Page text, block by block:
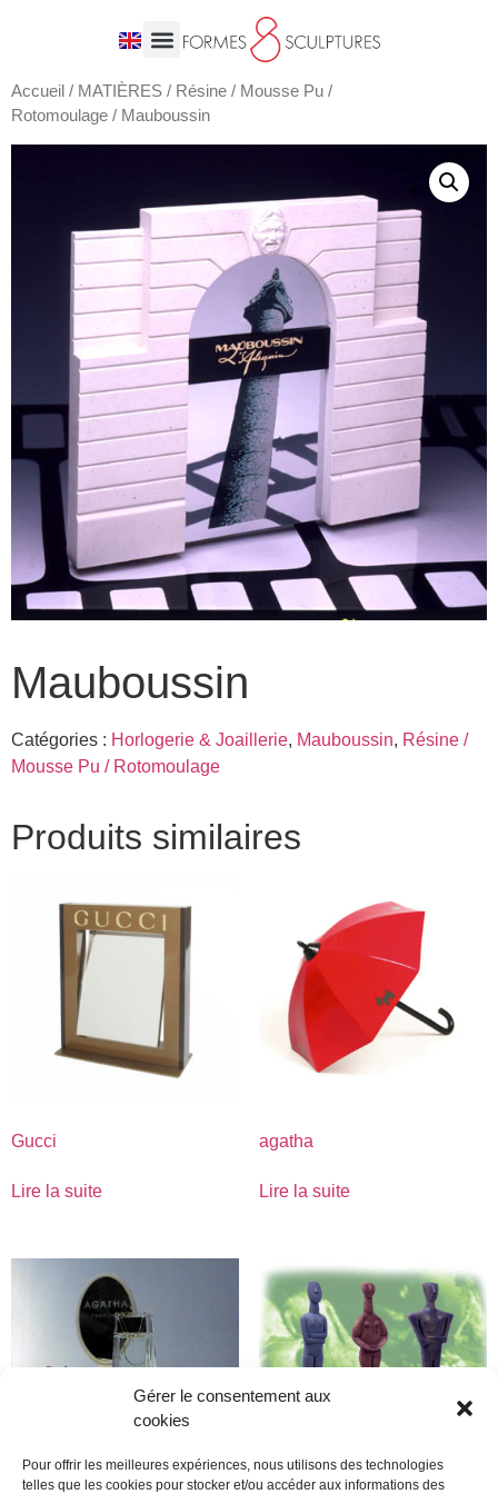
Gérer le consentement aux
cookies
Pour offrir les meilleures expériences, nous utilisons des technologies
telles que les cookies pour stocker et/ou accéder aux informations des
Accueil / MATIÈRES / Résine / Mousse Pu /
Rotomoulage / Mauboussin
Mauboussin
Catégories : Horlogerie & Joaillerie, Mauboussin, Résine /
Mousse Pu / Rotomoulage
Produits similaires
Gucci
Lire la suite
agatha
Lire la suite